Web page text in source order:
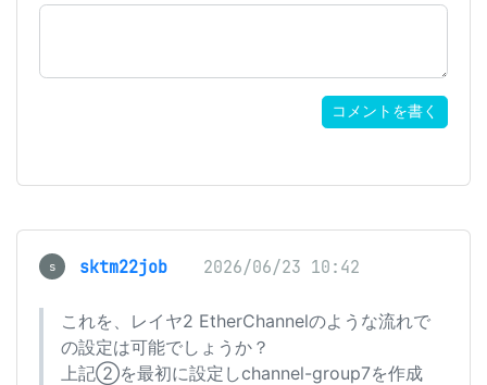
コメントを書く
s sktm22job 2026/06/23 10:42
これを、レイヤ2 EtherChannelのような流れで
の設定は可能でしょうか？
上記②を最初に設定しchannel-group7を作成